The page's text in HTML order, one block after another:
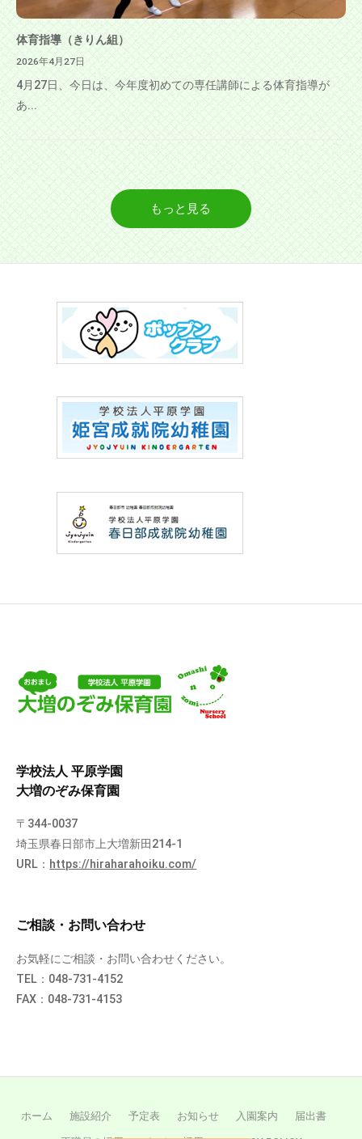
体育指導（きりん組）
2026年4月27日
4月27日、今日は、今年度初めての専任講師による体育指導が
あ...
もっと見る
学校法人 平原学園
大増のぞみ保育園
〒344-0037
埼玉県春日部市上大増新田214-1
URL： https://hiraharahoiku.com/
ご相談・お問い合わせ
お気軽にご相談・お問い合わせください。
TEL：048-731-4152
FAX：048-731-4153
ホーム 施設紹介 予定表 お知らせ 入園案内 届出書